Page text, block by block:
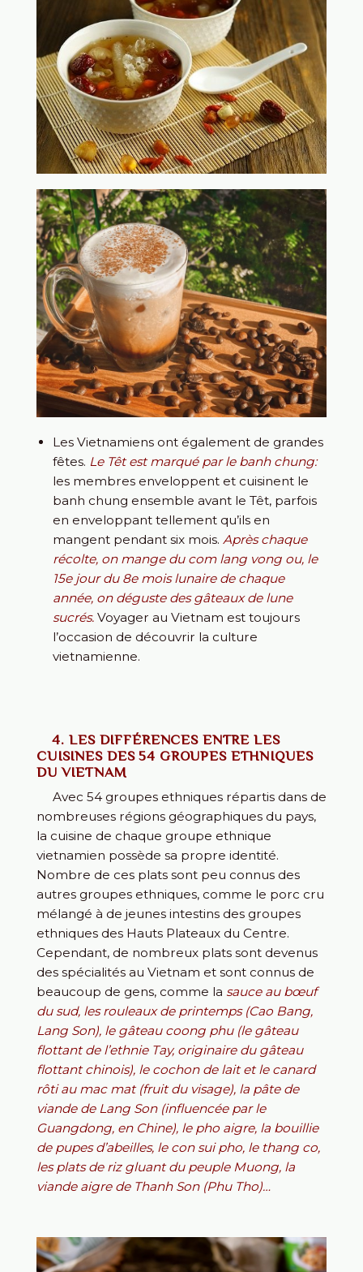
Les Vietnamiens ont également de grandes
fêtes. Le Têt est marqué par le banh chung:
les membres enveloppent et cuisinent le
banh chung ensemble avant le Têt, parfois
en enveloppant tellement qu’ils en
mangent pendant six mois. Après chaque
récolte, on mange du com lang vong ou, le
15e jour du 8e mois lunaire de chaque
année, on déguste des gâteaux de lune
sucrés.Voyager au Vietnam est toujours
l’occasion de découvrir la culture
vietnamienne.
4. LES DIFFÉRENCES ENTRE LES
CUISINES DES 54 GROUPES ETHNIQUES
DU VIETNAM
Avec 54 groupes ethniques répartis dans de
nombreuses régions géographiques du pays,
la cuisine de chaque groupe ethnique
vietnamien possède sa propre identité.
Nombre de ces plats sont peu connus des
autres groupes ethniques, comme le porc cru
mélangé à de jeunes intestins des groupes
ethniques des Hauts Plateaux du Centre.
Cependant, de nombreux plats sont devenus
des spécialités au Vietnam et sont connus de
beaucoup de gens, comme la sauce au bœuf
du sud, les rouleaux de printemps (Cao Bang,
Lang Son), le gâteau coong phu (le gâteau
flottant de l’ethnie Tay, originaire du gâteau
flottant chinois), le cochon de lait et le canard
rôti au mac mat (fruit du visage), la pâte de
viande de Lang Son (influencée par le
Guangdong, en Chine), le pho aigre, la bouillie
de pupes d’abeilles, le con sui pho, le thang co,
les plats de riz gluant du peuple Muong, la
viande aigre de Thanh Son (Phu Tho)…